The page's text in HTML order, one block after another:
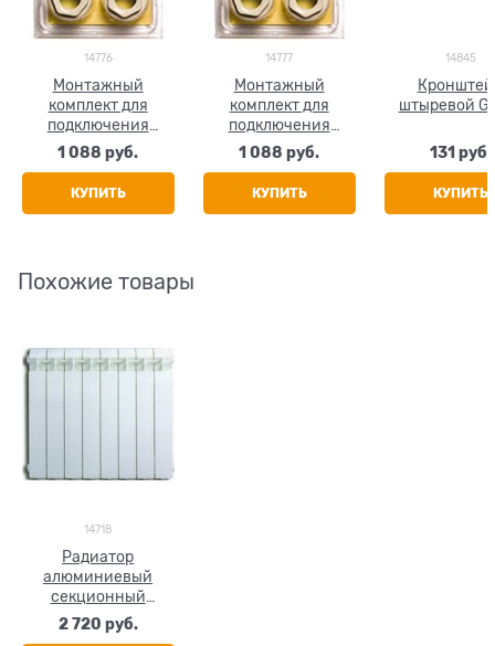
14776
Монтажный
комплект для
подключения
радиатора Global,
размер 1/2"
1 088 руб.
КУПИТЬ
14777
Монтажный
комплект для
подключения
радиатора Global,
размер 3/4"
1 088 руб.
КУПИТЬ
14845
штыревой
131 руб.
КУПИТЬ
Похожие товары
14718
Радиатор
алюминиевый
секционный
GLOBAL VOX - R 500,
4 секции
2 720 руб.